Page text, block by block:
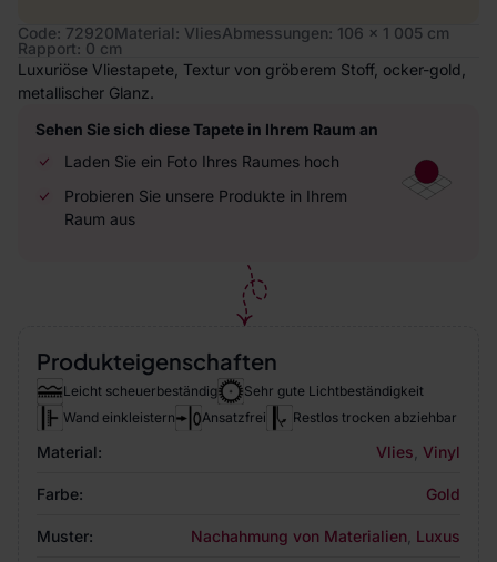
Code: 72920Material: VliesAbmessungen: 106 x 1 005 cm
Rapport: 0 cm
Luxuriöse Vliestapete, Textur von gröberem Stoff, ocker-gold,
metallischer Glanz.
Sehen Sie sich diese Tapete in Ihrem Raum an
Laden Sie ein Foto Ihres Raumes hoch
Probieren Sie unsere Produkte in Ihrem
Raum aus
Produkteigenschaften
Leicht scheuerbeständig
Sehr gute Lichtbeständigkeit
Wand einkleistern
Ansatzfrei Restlos trocken abziehbar
Material: Vlies Vinyl
Farbe: Gold
Muster: Nachahmung von Materialien Luxus